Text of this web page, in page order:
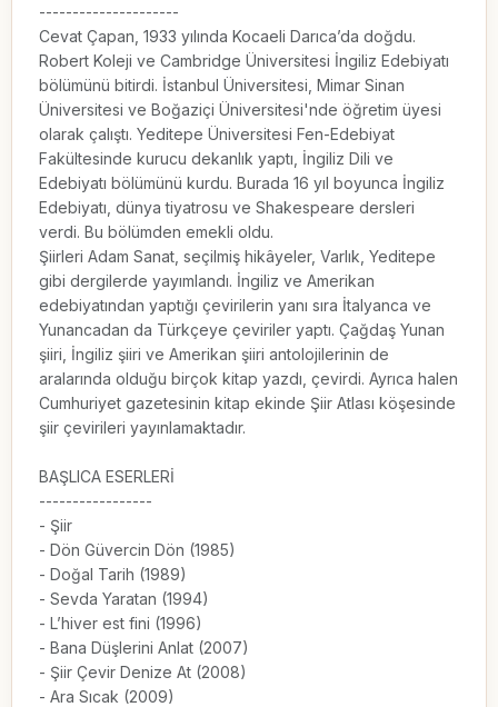
---------------------
Cevat Çapan, 1933 yılında Kocaeli Darıca’da doğdu.
Robert Koleji ve Cambridge Üniversitesi İngiliz Edebiyatı
bölümünü bitirdi. İstanbul Üniversitesi, Mimar Sinan
Üniversitesi ve Boğaziçi Üniversitesi'nde öğretim üyesi
olarak çalıştı. Yeditepe Üniversitesi Fen-Edebiyat
Fakültesinde kurucu dekanlık yaptı, İngiliz Dili ve
Edebiyatı bölümünü kurdu. Burada 16 yıl boyunca İngiliz
Edebiyatı, dünya tiyatrosu ve Shakespeare dersleri
verdi. Bu bölümden emekli oldu.
Şiirleri Adam Sanat, seçilmiş hikâyeler, Varlık, Yeditepe
gibi dergilerde yayımlandı. İngiliz ve Amerikan
edebiyatından yaptığı çevirilerin yanı sıra İtalyanca ve
Yunancadan da Türkçeye çeviriler yaptı. Çağdaş Yunan
şiiri, İngiliz şiiri ve Amerikan şiiri antolojilerinin de
aralarında olduğu birçok kitap yazdı, çevirdi. Ayrıca halen
Cumhuriyet gazetesinin kitap ekinde Şiir Atlası köşesinde
şiir çevirileri yayınlamaktadır.
BAŞLICA ESERLERİ
-----------------
- Şiir
- Dön Güvercin Dön (1985)
- Doğal Tarih (1989)
- Sevda Yaratan (1994)
- L’hiver est fini (1996)
- Bana Düşlerini Anlat (2007)
- Şiir Çevir Denize At (2008)
- Ara Sıcak (2009)